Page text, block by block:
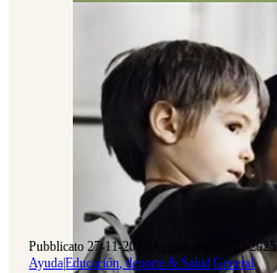
Pubblicato 27-11-2015
Aggiornato 02-10-2025
Ayuda|Educación, deporte & Salud|General